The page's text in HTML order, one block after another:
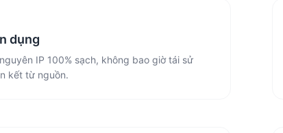
dụng
IP 100% sạch, không bao giờ tái sử
kết từ nguồn.